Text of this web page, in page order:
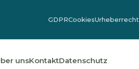
GDPRCookiesUrheberrecht
unsKontaktDatenschutz